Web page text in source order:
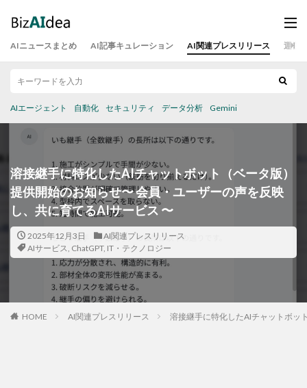
AIニュースまとめ AI記事キュレーション AI関連プレスリリース 運営
AIエージェント 自動化 セキュリティ データ分析 Gemini
溶接継手に特化したAIチャットボット（ベータ版）
提供開始のお知らせ〜 会員・ユーザーの声を反映
し、共に育てるAIサービス 〜
2025年12月3日
AI関連プレスリリース
AIサービス, ChatGPT, IT・テクノロジー
HOME AI関連プレスリリース 溶接継手に特化したAIチャットボッ